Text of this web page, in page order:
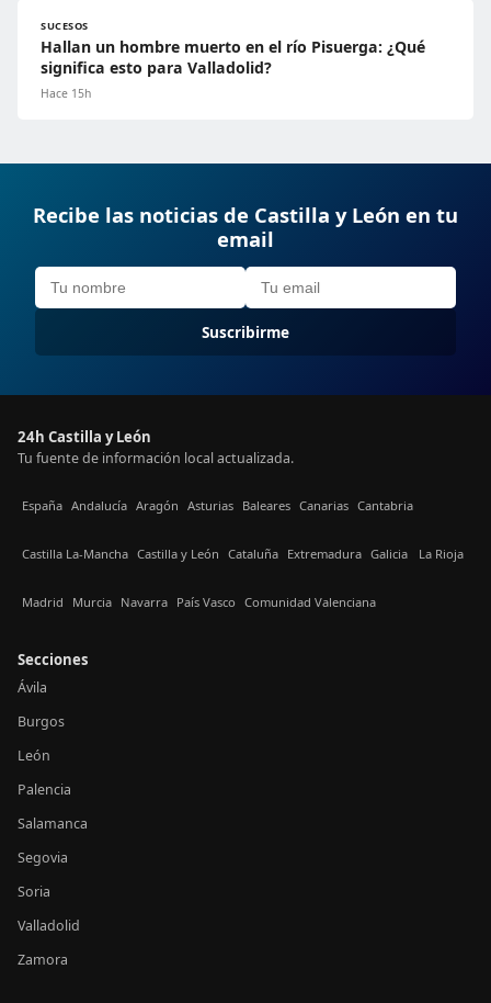
SUCESOS
Hallan un hombre muerto en el río Pisuerga: ¿Qué
significa esto para Valladolid?
Hace 15h
Recibe las noticias de Castilla y León en tu
email
Suscribirme
24h Castilla y León
Tu fuente de información local actualizada.
España Andalucía Aragón Asturias Baleares Canarias Cantabria
Castilla La-Mancha Castilla y León Cataluña Extremadura Galicia La Rioja
Madrid Murcia Navarra País Vasco Comunidad Valenciana
Secciones
Ávila
Burgos
León
Palencia
Salamanca
Segovia
Soria
Valladolid
Zamora